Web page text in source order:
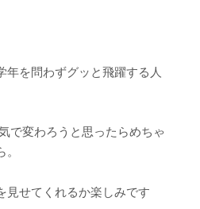
年を問わずグッと飛躍する人
で変わろうと思ったらめちゃ
見せてくれるか楽しみです